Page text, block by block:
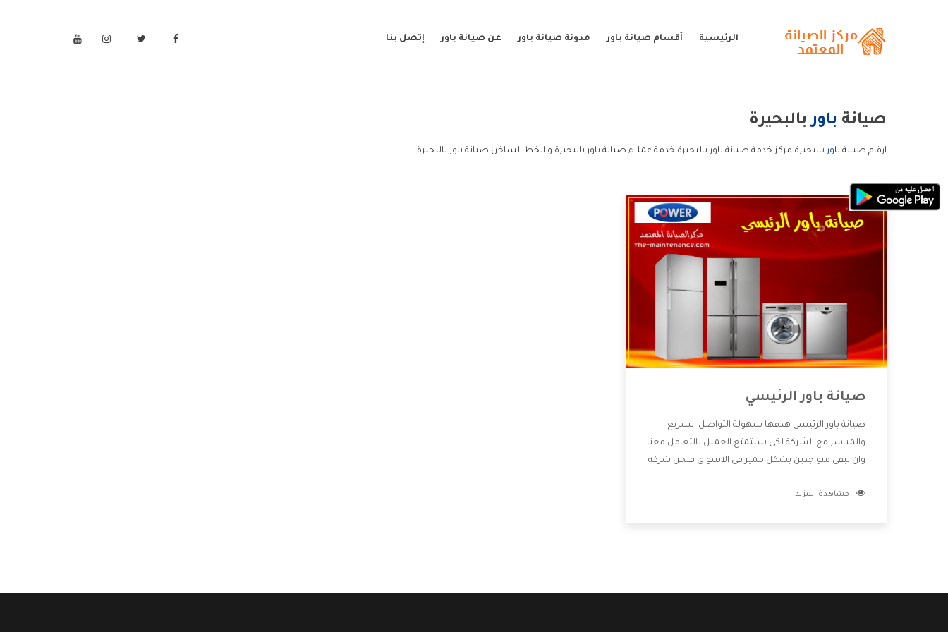
الرئيسية أقسام صيانة باور مدونة صيانة باور عن صيانة باور إتصل بنا
صيانة باوربالبحيرة
ارقام صيانة باوربالبحيرة مركز خدمة صيانة باور بالبحيرة خدمة عملاء صيانة باور بالبحيرة و الخط الساخن صيانة باور بالبحيرة.
صيانة باور الرئيسي
صيانة باور الرئيسي هدفها سهولة التواصل السريع
والمباشر مع الشركة لكى يستمتع العميل بالتعامل معنا
وان نبقى متواجدين بشكل مميز فى الاسواق فنحن شركة
بالخدمات التى تنفرد الشركة بها والتى تكون منها خدمة
مشاهدة المزيد